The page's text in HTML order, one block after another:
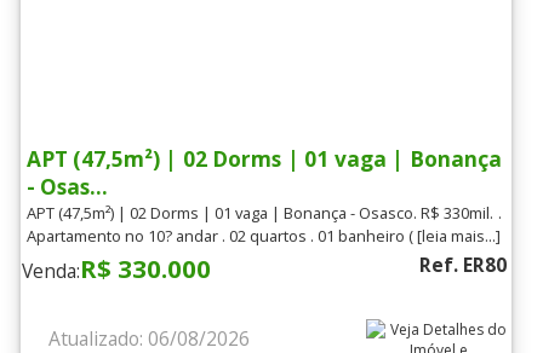
APT (47,5m²) | 02 Dorms | 01 vaga | Bonança
- Osas...
APT (47,5m²) | 02 Dorms | 01 vaga | Bonança - Osasco. R$ 330mil. .
Apartamento no 10? andar . 02 quartos . 01 banheiro ( [leia mais...]
Venda:R$ 330.000 Ref. ER80
Atualizado: 06/08/2026